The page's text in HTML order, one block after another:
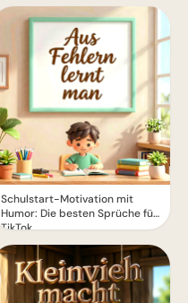
Schulstart-Motivation mit
Humor: Die besten Sprüche für
TikTok